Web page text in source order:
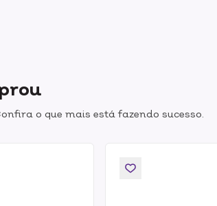
o que mais está fazendo sucesso.